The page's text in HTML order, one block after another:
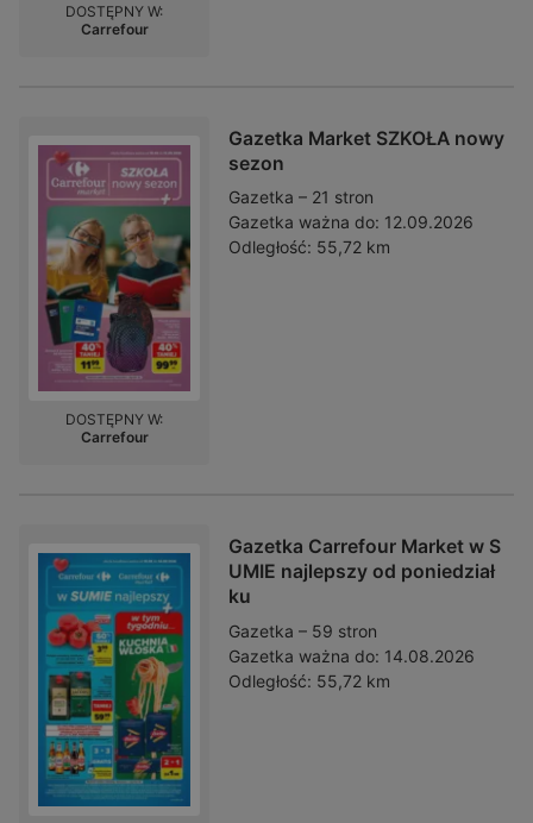
DOSTĘPNY W:
Carrefour
Gazetka Market SZKOŁA nowy
sezon
Gazetka – 21 stron
Gazetka ważna do: 12.09.2026
Odległość: 55,72 km
DOSTĘPNY W:
Carrefour
Gazetka Carrefour Market w S
UMIE najlepszy od poniedział
ku
Gazetka – 59 stron
Gazetka ważna do: 14.08.2026
Odległość: 55,72 km